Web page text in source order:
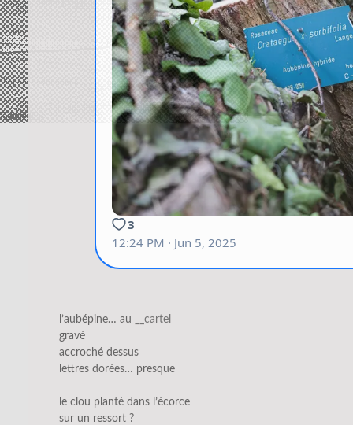
l’aubépine… au
__cartel
gravé
accroché dessus
lettres dorées… presque
le clou planté dans l’écorce
sur un ressort ?